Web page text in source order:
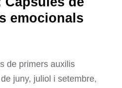
emocionals
de primers auxilis
juny, juliol i setembre,